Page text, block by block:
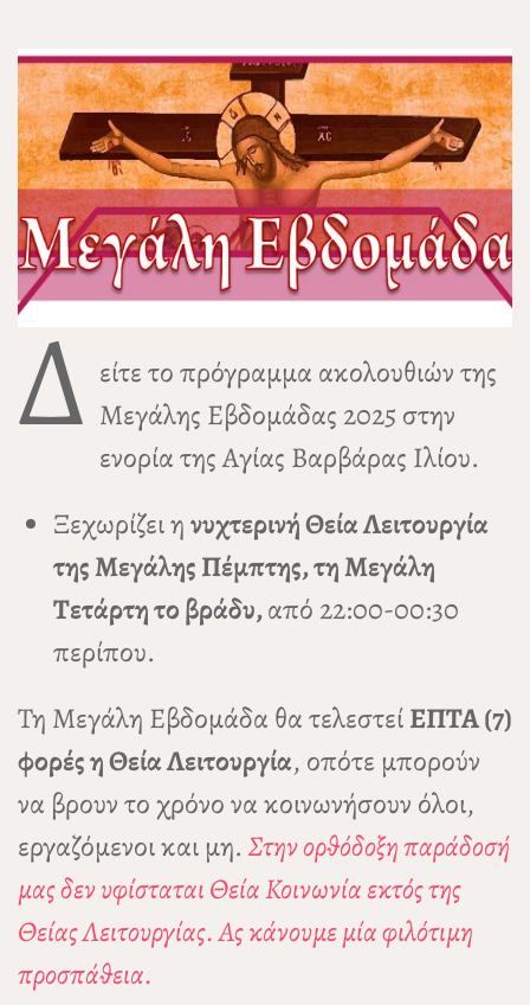
Δ είτε το πρόγραμμα ακολουθιών της
Μεγάλης Εβδομάδας 2025 στην
ενορία της Αγίας Βαρβάρας Ιλίου.
Ξεχωρίζει ηνυχτερινή Θεία Λειτουργία
της Μεγάλης Πέμπτης, τη Μεγάλη
Τετάρτη το βράδυ,από 22:00-00:30
περίπου.
Τη Μεγάλη Εβδομάδα θα τελεστείΕΠΤΑ (7)
φορές η Θεία Λειτουργία, οπότε μπορούν
να βρουν το χρόνο να κοινωνήσουν όλοι,
εργαζόμενοι και μη. Στην ορθόδοξη παράδοσή
μας δεν υφίσταται Θεία Κοινωνία εκτός της
Θείας Λειτουργίας. Ας κάνουμε μία φιλότιμη
προσπάθεια.